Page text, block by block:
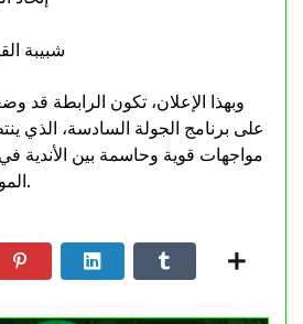
شبيبة
وبهذا الإعلان، تكون الرابطة قد
على برنامج الجولة السادسة، الذي
مواجهات قوية وحاسمة بين الأندية
المواقع في جدول الترتيب.